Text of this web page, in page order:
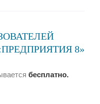
8»
бесплатно.